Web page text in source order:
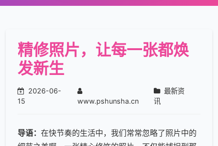
精修照片，让每一张都焕
发新生
2026-06-
15
www.pshunsha.cn
最新资
讯
导语： 在快节奏的生活中，我们常常忽略了照片中的